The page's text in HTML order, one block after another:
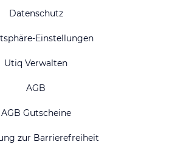
Datenschutz
Einstellungen
Utiq Verwalten
AGB
AGB Gutscheine
zur Barrierefreiheit